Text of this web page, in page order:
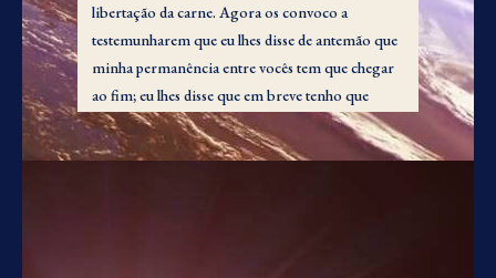
libertação da carne. Agora os convoco a
testemunharem que eu lhes disse de antemão que
minha permanência entre vocês tem que chegar
ao fim; eu lhes disse que em breve tenho que
retornar ao Pai. E então eu lhes contei claramente
como os principais sacerdotes e os líderes dos